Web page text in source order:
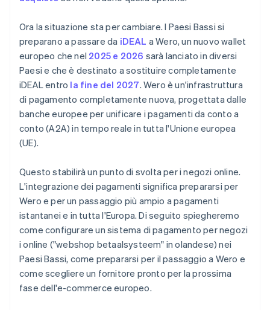
Ora la situazione sta per cambiare. I Paesi Bassi si
preparano a passare da iDEAL a Wero, un nuovo wallet
europeo che nel 2025 e 2026 sarà lanciato in diversi
Paesi e che è destinato a sostituire completamente
iDEAL entro la fine del 2027. Wero è un'infrastruttura
di pagamento completamente nuova, progettata dalle
banche europee per unificare i pagamenti da conto a
conto (A2A) in tempo reale in tutta l'Unione europea
(UE).
Questo stabilirà un punto di svolta per i negozi online.
L'integrazione dei pagamenti significa prepararsi per
Wero e per un passaggio più ampio a pagamenti
istantanei e in tutta l'Europa. Di seguito spiegheremo
come configurare un sistema di pagamento per negozi
i online ("webshop betaalsysteem" in olandese) nei
Paesi Bassi, come prepararsi per il passaggio a Wero e
come scegliere un fornitore pronto per la prossima
fase dell'e-commerce europeo.